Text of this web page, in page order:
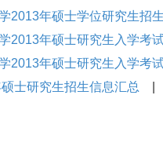
2013年硕士学位研究生招
2013年硕士研究生入学考
2013年硕士研究生入学考
士研究生招生信息汇总